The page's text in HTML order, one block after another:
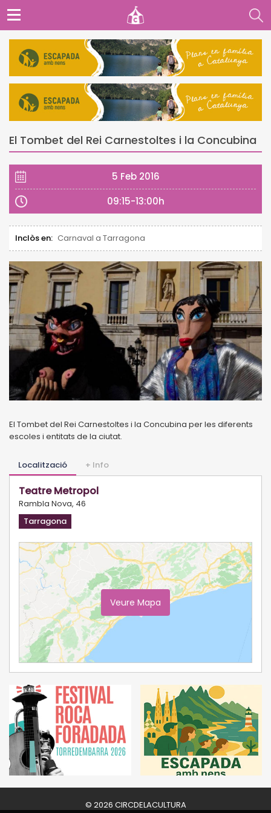
El Tombet del Rei Carnestoltes i la Concubina
5 Feb 2016
09:15-13:00h
Inclòs en: Carnaval a Tarragona
El Tombet del Rei Carnestoltes i la Concubina per les diferents
escoles i entitats de la ciutat.
Localització + Info
Teatre Metropol
Rambla Nova, 46
Tarragona
Veure Mapa
© 2026 CIRCDELACULTURA